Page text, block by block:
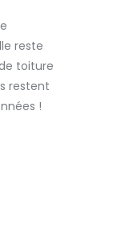
reste
toiture
restent
!